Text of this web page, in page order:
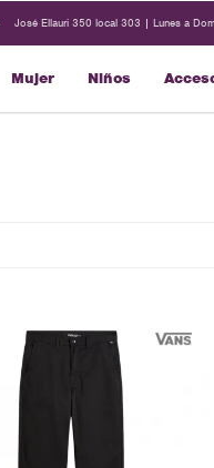
Mujer Niños
José Ellauri 350 local 303 | Lunes a